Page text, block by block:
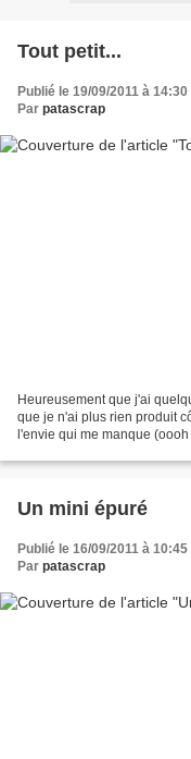
Tout petit...
Publié le 19/09/2011 à 14:30
Par patascrap
Heureusement que j'ai
que je n'ai plus rien produit
l'envie qui me manque
Un mini épuré
Publié le 16/09/2011 à 10:45
Par patascrap